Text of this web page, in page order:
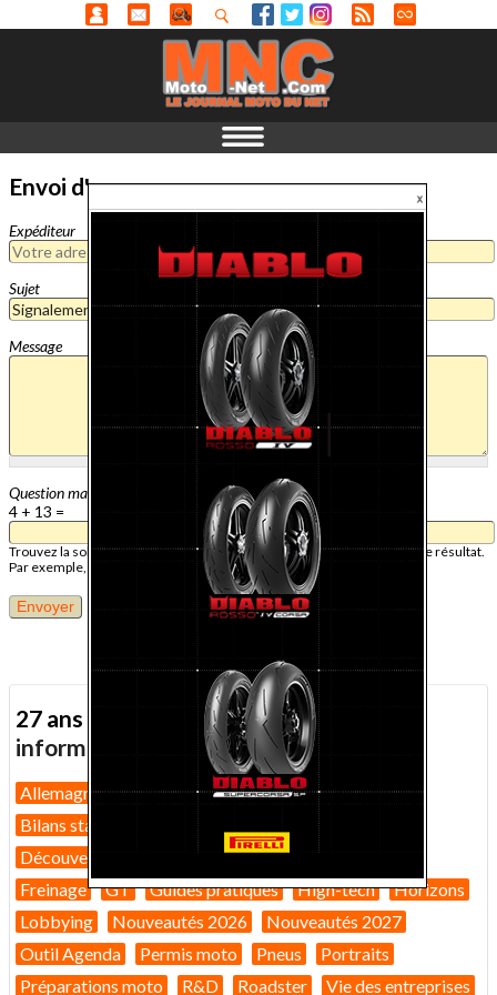
Envoi d'un message
Expéditeur
Sujet
Message
Question mathématique
4 + 13 =
Trouvez la solution de ce problème mathématique simple et saisissez le résultat.
Par exemple, pour 1 + 3, saisissez 4.
27 ans d'actualité moto : toutes nos
informations depuis 1999 !
Allemagne Assurance moto
Bilans marché 2026
Bilans statistiques
Casques
Dans Le Rétro
Découverte
Equipement pilote
Fiches techniques
Freinage
GT Guides pratiques High-tech
Horizons
Lobbying
Nouveautés 2026
Nouveautés 2027
Outil Agenda
Permis moto Pneus
Portraits
Préparations moto
R&D Roadster Vie des entreprises